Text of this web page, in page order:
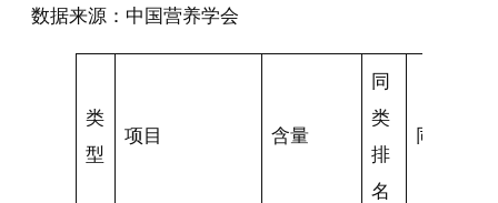
数据来源：中国营养学会
类
型
项目 含量
同
类
排
名
同类均值